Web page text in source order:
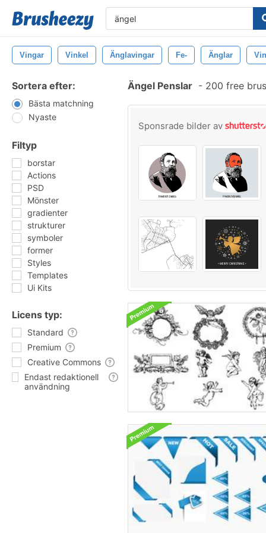
Vingar Vinkel Änglavingar Fe- Änglar
Sortera efter:
Bästa matchning
Nyaste
Filtyp
borstar
Actions
PSD
Mönster
gradienter
strukturer
symboler
former
Styles
Templates
Ui Kits
Licens typ:
Standard
Premium
Creative Commons
Endast redaktionell
användning
Ängel Penslar - 200 free
Sponsrade bilder av